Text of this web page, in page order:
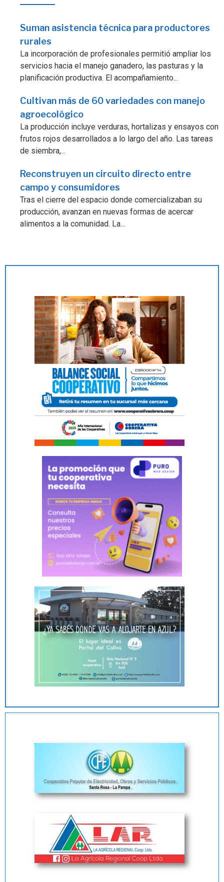
Suman asistencia técnica para productores
rurales
La incorporación de profesionales permitió ampliar los
servicios hacia el manejo ganadero, las pasturas y la
planificación productiva. El acompañamiento...
Cultivan más de 60 variedades con manejo
agroecológico
La producción incluye verduras, hortalizas y ensayos con
frutos rojos desarrollados a lo largo del año. Las tareas
de siembra,...
Reconstruyen un circuito directo entre
campo y consumidores
Tras el cierre del espacio donde comercializaban su
producción, avanzan en nuevas formas de acercar
alimentos a la comunidad. La...